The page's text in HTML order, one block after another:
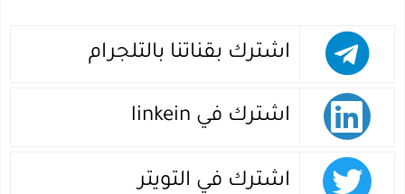
اشترك بقناتنا بالتلجرام
اشترك في linkein
اشترك في التويتر